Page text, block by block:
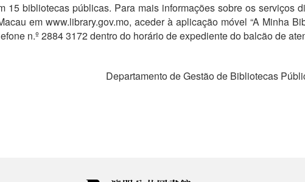
bibliotecas públicas. Para mais informações sobre os serviços
em www.library.gov.mo, aceder à aplicação móvel “A Minha
n.º 2884 3172 dentro do horário de expediente do balcão de
Departamento de Gestão de Bibliotecas